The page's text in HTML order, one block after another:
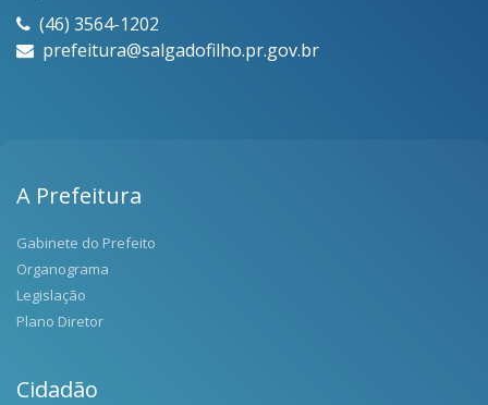
(46) 3564-1202
prefeitura@salgadofilho.pr.gov.br
A Prefeitura
Gabinete do Prefeito
Organograma
Legislação
Plano Diretor
Cidadão